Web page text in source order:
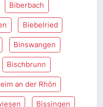
Biberbach
Biebelried
Binswangen
Bischbrunn
an der Rhön
Bissingen